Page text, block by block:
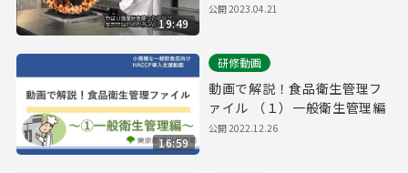
19:49
公開2023.04.21
16:59
研修動画
動画で解説！食品衛生管理フ
ァイル （１）一般衛生管理編
公開2022.12.26